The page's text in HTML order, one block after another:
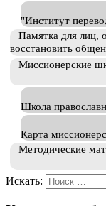
"Институт
Памятка для лиц,
восстановить
Миссионерские
Школа
Карта
Методические
Искать: